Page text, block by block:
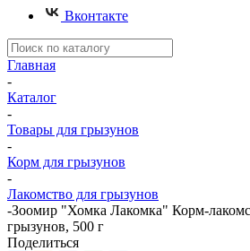
Вконтакте
Главная
-
Каталог
-
Товары для грызунов
-
Корм для грызунов
-
Лакомство для грызунов
-Зоомир "Хомка Лакомка" Корм-
грызунов, 500 г
Поделиться